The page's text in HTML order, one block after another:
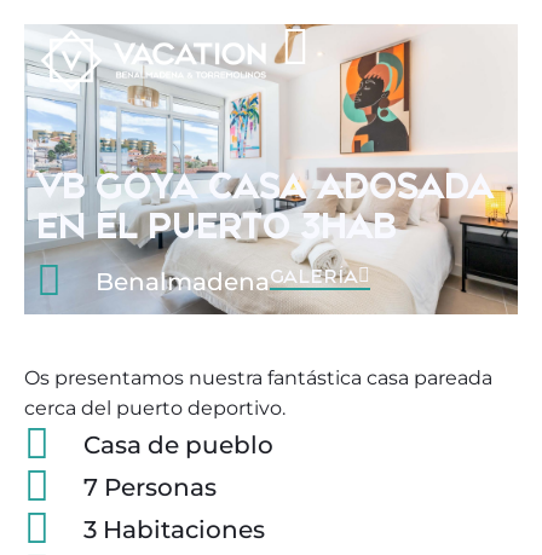
VB GOYA CASA ADOSADA
EN EL PUERTO 3HAB
BenalmadenaGALERÍA
Os presentamos nuestra fantástica casa pareada
cerca del puerto deportivo.
Casa de pueblo
7 Personas
3 Habitaciones